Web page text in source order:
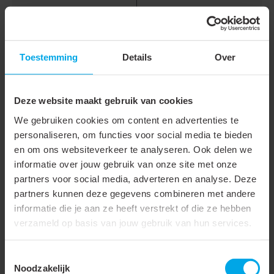
Toestemming Details Over
Deze website maakt gebruik van cookies
We gebruiken cookies om content en advertenties te
personaliseren, om functies voor social media te bieden
en om ons websiteverkeer te analyseren. Ook delen we
informatie over jouw gebruik van onze site met onze
partners voor social media, adverteren en analyse. Deze
partners kunnen deze gegevens combineren met andere
informatie die je aan ze heeft verstrekt of die ze hebben
verzameld op basis van jouw gebruik van hun services.
Noodzakelijk
Lichtuittrede
Direct
raster/reflector
Reflector geperforeerd
Hoogte/diepte
15 mm
Diameter
28 mm
Bevestiging van de
armatuurkap/lichtglasbol
Schroefdraad
Gerelateerde producten
W-WW
- LCB-SIB-PA-